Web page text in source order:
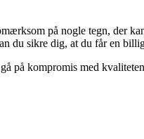
på nogle tegn, der
du sikre dig, at du får en
på kompromis med